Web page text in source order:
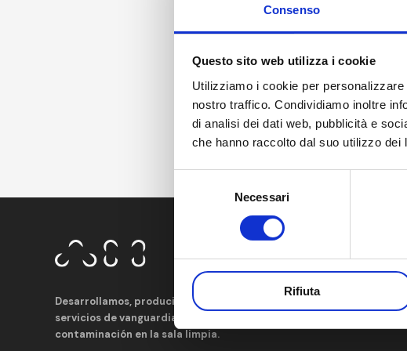
Consenso
Questo sito web utilizza i cookie
Utilizziamo i cookie per
nostro traffico. Condividiamo inoltre
di analisi dei dati web, pubblicità e
che hanno raccolto dal suo utilizzo dei
del
Necessari
Rifiuta
Desarrollamos, producimos y distribuimos productos y
servicios de vanguardia para el control de la
contaminación en la sala limpia.